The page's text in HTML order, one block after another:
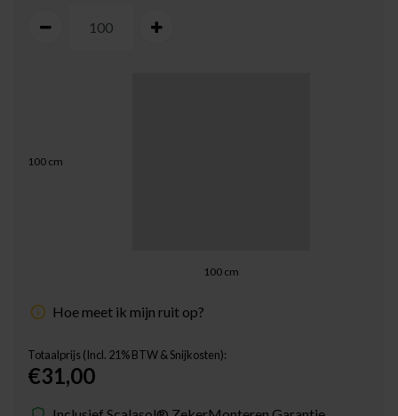
100 cm
100 cm
Hoe meet ik mijn ruit op?
Totaalprijs (Incl. 21% BTW & Snijkosten):
€31,00